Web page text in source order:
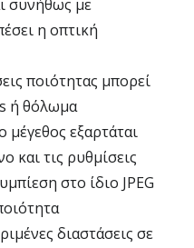
συνήθως με
η οπτική
ποιότητας μπορεί
ή θόλωμα
μέγεθος εξαρτάται
και τις ρυθμίσεις
στο ίδιο JPEG
διαστάσεις σε